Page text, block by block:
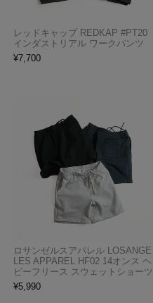
レッドキャップ REDKAP #PT20
インダストリアル ワークパンツ
¥7,700
ロサンゼルスアパレル LOSANGE
LES APPAREL HF02 14オンス ヘ
ビーフリース スウェットショーツ
¥5,990